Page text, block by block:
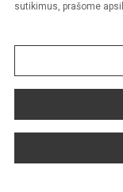
sutikimus, prašome
Sumanus būdas